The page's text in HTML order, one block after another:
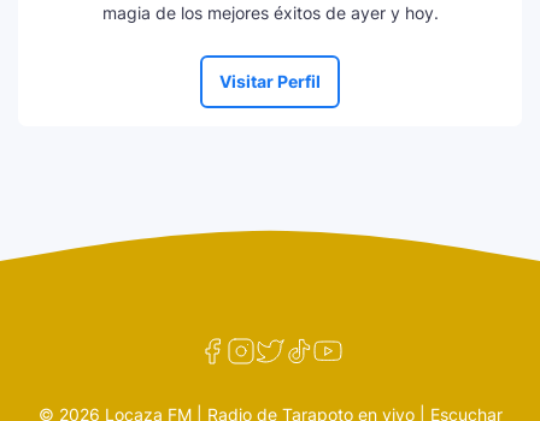
magia de los mejores éxitos de ayer y hoy.
Visitar Perfil
© 2026 Locaza FM | Radio de Tarapoto en vivo | Escuchar